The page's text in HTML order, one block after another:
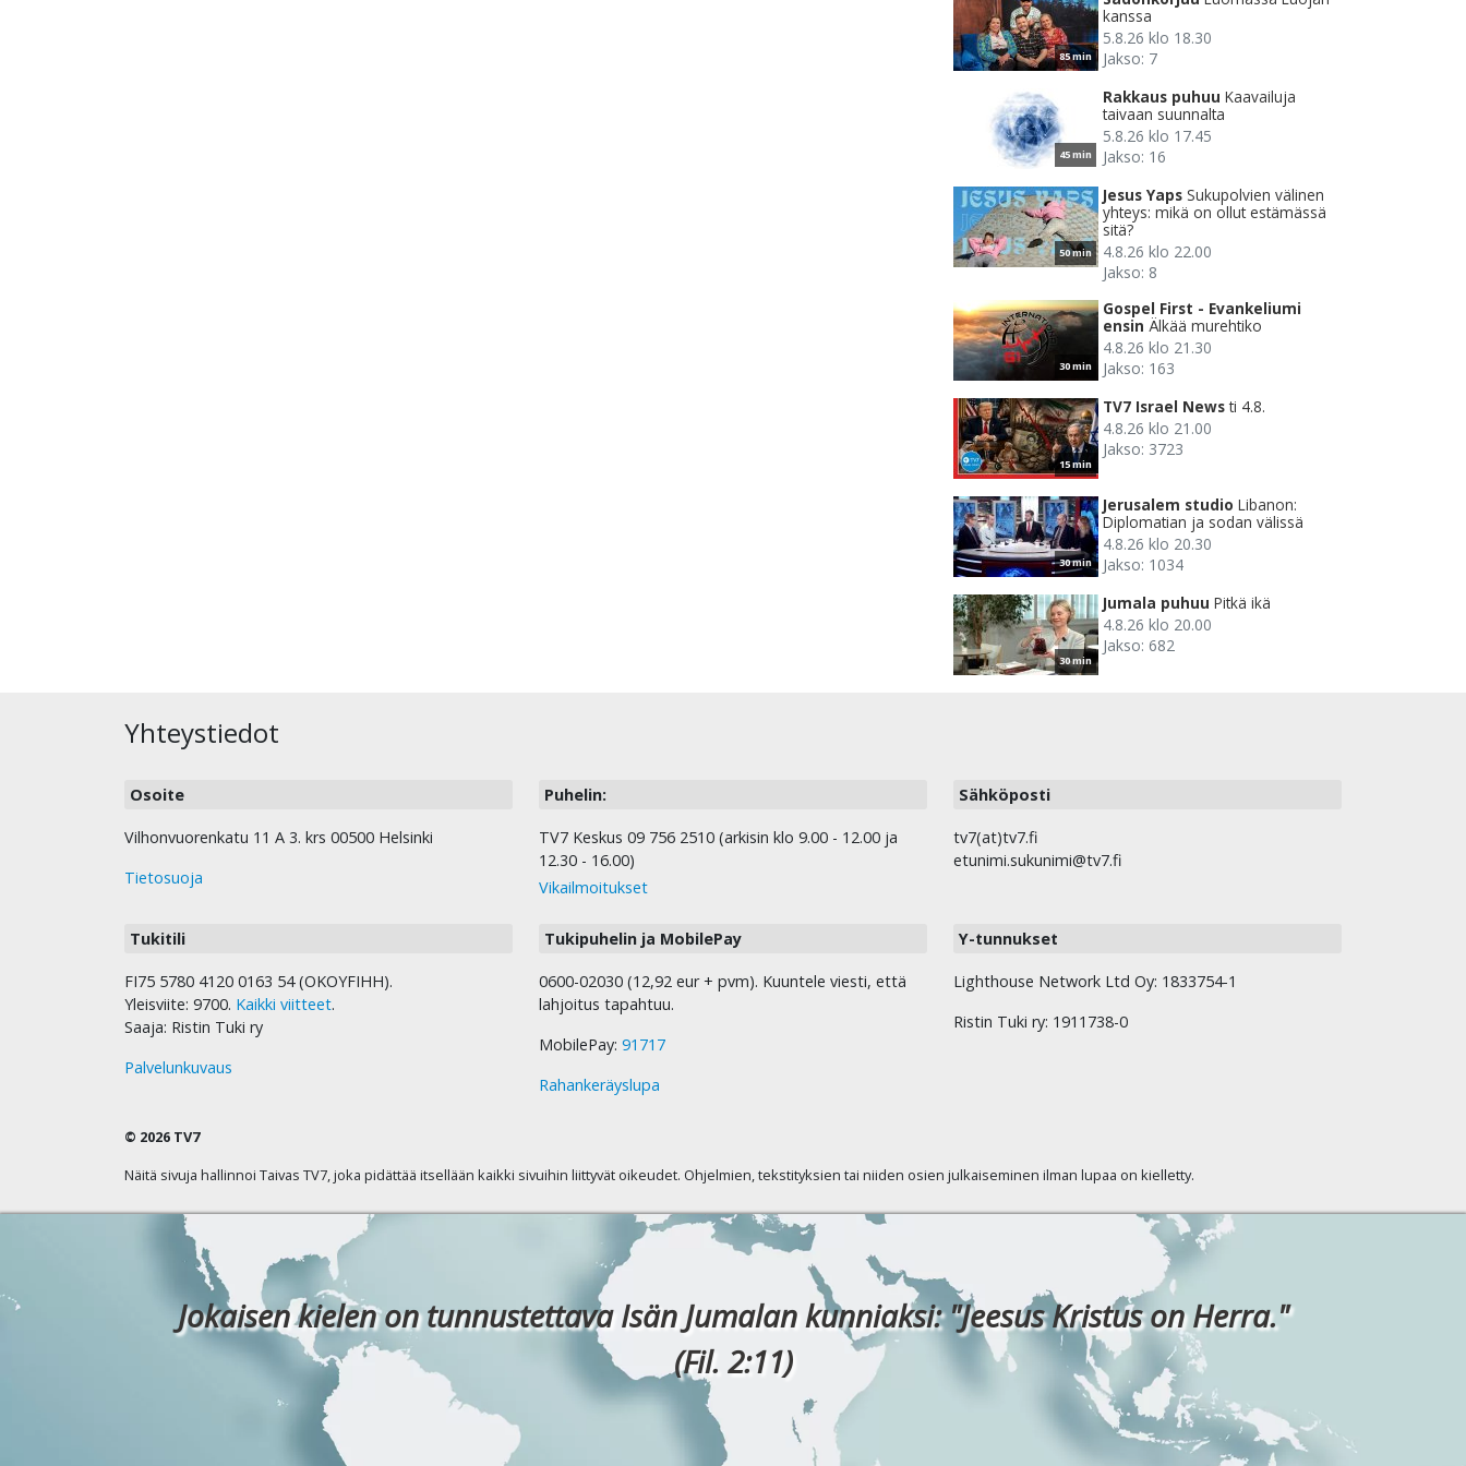
85 min
kanssa
5.8.26 klo 18.30
Jakso: 7
45 min
Rakkaus puhuu Kaavailuja
taivaan suunnalta
5.8.26 klo 17.45
Jakso: 16
50 min
Jesus Yaps Sukupolvien välinen
yhteys: mikä on ollut estämässä
sitä?
4.8.26 klo 22.00
Jakso: 8
30 min
Gospel First - Evankeliumi
ensin Älkää murehtiko
4.8.26 klo 21.30
Jakso: 163
15 min
TV7 Israel News ti 4.8.
4.8.26 klo 21.00
Jakso: 3723
30 min
Jerusalem studio Libanon:
Diplomatian ja sodan välissä
4.8.26 klo 20.30
Jakso: 1034
30 min
Jumala puhuu Pitkä ikä
4.8.26 klo 20.00
Jakso: 682
Yhteystiedot
Osoite
Vilhonvuorenkatu 11 A 3. krs 00500 Helsinki
Tietosuoja
Puhelin:
TV7 Keskus 09 756 2510 (arkisin klo 9.00 - 12.00 ja
12.30 - 16.00)
Vikailmoitukset
Sähköposti
tv7(at)tv7.fi
etunimi.sukunimi@tv7.fi
Tukitili
FI75 5780 4120 0163 54 (OKOYFIHH).
Yleisviite: 9700. Kaikki viitteet.
Saaja: Ristin Tuki ry
Palvelunkuvaus
Tukipuhelin ja MobilePay
0600-02030 (12,92 eur + pvm). Kuuntele viesti, että
lahjoitus tapahtuu.
MobilePay: 91717
Rahankeräyslupa
Y-tunnukset
Lighthouse Network Ltd Oy: 1833754-1
Ristin Tuki ry: 1911738-0
© 2026 TV7
Näitä sivuja hallinnoi Taivas TV7, joka pidättää itsellään kaikki sivuihin liittyvät oikeudet. Ohjelmien, tekstityksien tai niiden osien julkaiseminen ilman lupaa on kielletty.
Jokaisen kielen on tunnustettava Isän Jumalan kunniaksi: "Jeesus Kristus on Herra."
(Fil. 2:11)